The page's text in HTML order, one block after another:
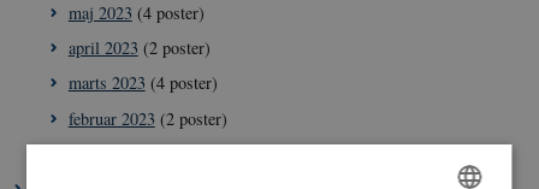
maj 2023 (4 poster)
april 2023 (2 poster)
marts 2023 (4 poster)
februar 2023 (2 poster)